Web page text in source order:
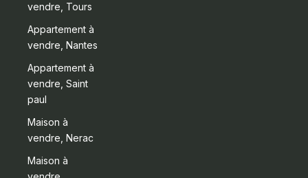
vendre, Tours
Appartement à
vendre, Nantes
Appartement à
vendre, Saint
paul
Maison à
vendre, Nerac
Maison à